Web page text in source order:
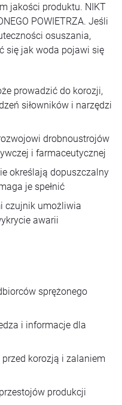
jakości produktu. NIKT
POWIETRZA. Jeśli
osuszania,
się jak woda pojawi się
prowadzić do korozji,
siłowników i narzędzi
drobnoustrojów
i farmaceutycznej
określają dopuszczalny
je spełnić
czujnik umożliwia
awarii
sprężonego
i informacje dla
korozją i zalaniem
produkcji